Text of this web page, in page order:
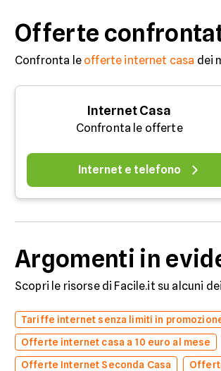
Offerte
Confronta le offerte internet casa dei
Internet Casa
Confronta le offerte
Internet e telefono
Argomenti in
Scopri le risorse di Facile.it su alcuni
Tariffe internet senza limiti in
Offerte internet casa a 10 euro al mese
Offerte Internet Seconda Casa